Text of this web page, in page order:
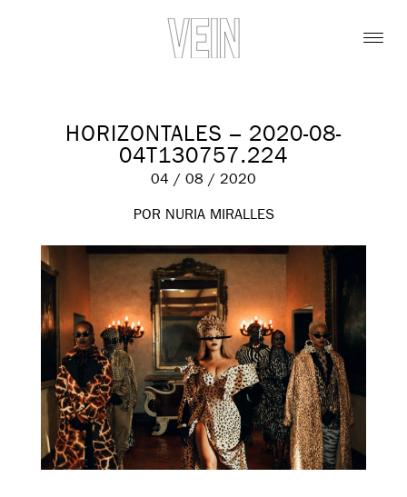
HORIZONTALES – 2020-08-
04T130757.224
04 / 08 / 2020
POR NURIA MIRALLES